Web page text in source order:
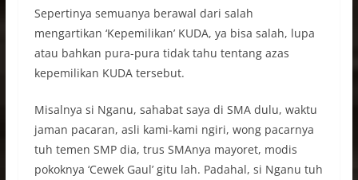
Sepertinya semuanya berawal dari salah
mengartikan ‘Kepemilikan’ KUDA, ya bisa salah, lupa
atau bahkan pura-pura tidak tahu tentang azas
kepemilikan KUDA tersebut.
Misalnya si Nganu, sahabat saya di SMA dulu, waktu
jaman pacaran, asli kami-kami ngiri, wong pacarnya
tuh temen SMP dia, trus SMAnya mayoret, modis
pokoknya ‘Cewek Gaul’ gitu lah. Padahal, si Nganu tuh